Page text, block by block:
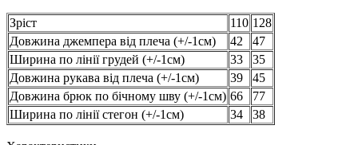
Зріст 110 128
Довжина джемпера від плеча (+/-1см)
42
47
Ширина по лінії грудей (+/-1см)
33
35
Довжина рукава від плеча (+/-1см)
39
45
Довжина брюк по бічному шву (+/-1см) 66
77
Ширина по лінії стегон (+/-1см)
34 38